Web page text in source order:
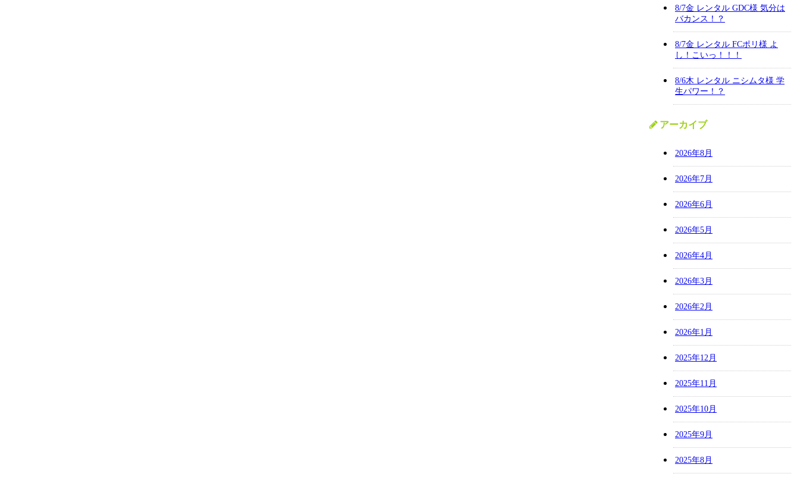
8/7金 レンタル GDC様 気分は
バカンス！？
8/7金 レンタル FCポリ様 よ
し！こいっ！！！
8/6木 レンタル ニシムタ様 学
生パワー！？
アーカイブ
2026年8月
2026年7月
2026年6月
2026年5月
2026年4月
2026年3月
2026年2月
2026年1月
2025年12月
2025年11月
2025年10月
2025年9月
2025年8月